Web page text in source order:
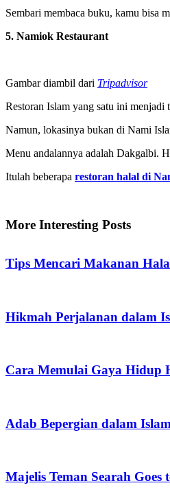
Sembari membaca buku, kamu bisa
5. Namiok Restaurant
Gambar diambil dari Tripadvisor
Restoran Islam yang satu ini
Namun, lokasinya bukan di Nami
Menu andalannya adalah Dakgalbi.
Itulah beberapa restoran halal di
More Interesting Posts
Tips Mencari Makanan
Hikmah Perjalanan dalam
Cara Memulai Gaya Hidup
Adab Bepergian dalam
Majelis Teman Searah